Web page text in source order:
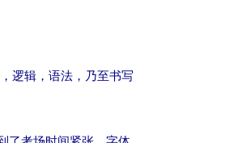
逻辑，语法，乃至书写